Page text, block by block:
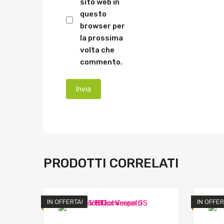
sito web in
questo
browser per
la prossima
volta che
commento.
PRODOTTI CORRELATI
IN OFFERTA! IN